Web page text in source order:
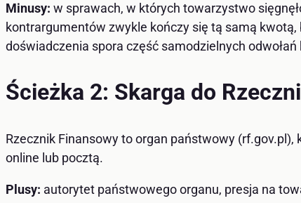
Minusy: w sprawach, w których towarzystwo
kontrargumentów zwykle kończy się tą samą
doświadczenia spora część samodzielnych
Ścieżka 2: Skarga do
Rzecznik Finansowy to organ państwowy
online lub pocztą.
Plusy: autorytet państwowego organu, presja na